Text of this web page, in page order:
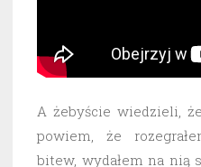
A żebyście wiedzieli,
powiem, że
bitew, wydałem na nią